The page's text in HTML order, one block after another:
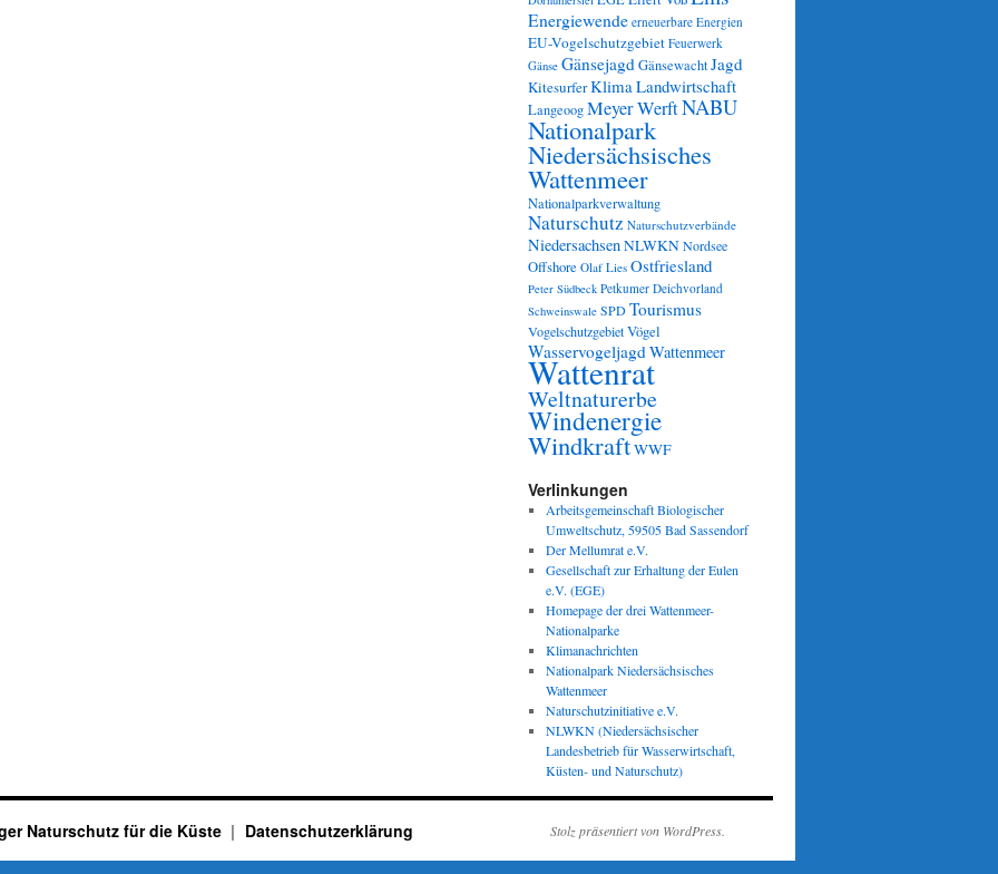
Energiewende erneuerbare Energien
EU-Vogelschutzgebiet Feuerwerk
Gänse GänsejagdGänsewachtJagd
KitesurferKlimaLandwirtschaft
LangeoogMeyer WerftNABU
Nationalpark
Niedersächsisches
Wattenmeer
Nationalparkverwaltung
Naturschutz Naturschutzverbände
NiedersachsenNLWKNNordsee
Offshore Olaf Lies Ostfriesland
Peter Südbeck Petkumer Deichvorland
Schweinswale SPDTourismus
VogelschutzgebietVögel
WasservogeljagdWattenmeer
Wattenrat
Weltnaturerbe
Windenergie
WindkraftWWF
Verlinkungen
Arbeitsgemeinschaft Biologischer
Umweltschutz, 59505 Bad Sassendorf
Der Mellumrat e.V.
Gesellschaft zur Erhaltung der Eulen
e.V. (EGE)
Homepage der drei Wattenmeer-
Nationalparke
Klimanachrichten
Nationalpark Niedersächsisches
Wattenmeer
Naturschutzinitiative e.V.
NLWKN (Niedersächsischer
Landesbetrieb für Wasserwirtschaft,
Küsten- und Naturschutz)
Naturschutz für die Küste Datenschutzerklärung Stolz präsentiert von WordPress.